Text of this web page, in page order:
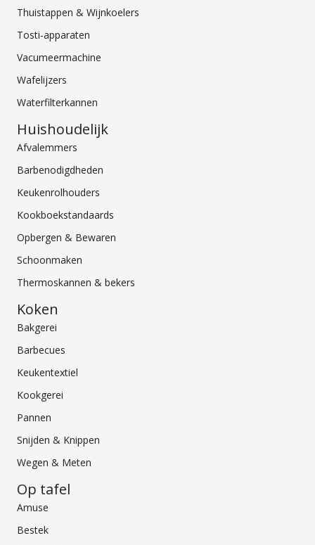
Thuistappen & Wijnkoelers
Tosti-apparaten
Vacumeermachine
Wafelijzers
Waterfilterkannen
Huishoudelijk
Afvalemmers
Barbenodigdheden
Keukenrolhouders
Kookboekstandaards
Opbergen & Bewaren
Schoonmaken
Thermoskannen & bekers
Koken
Bakgerei
Barbecues
Keukentextiel
Kookgerei
Pannen
Snijden & Knippen
Wegen & Meten
Op tafel
Amuse
Bestek